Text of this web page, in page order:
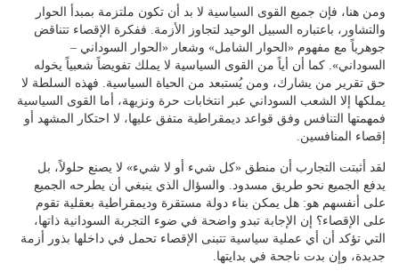
ومن هنا، فإن جميع القوى السياسية لا بد أن تكون ملتزمة بمبدأ الحوار
والتشاور، باعتباره السبيل الوحيد لتجاوز الأزمة. ففكرة الإقصاء تتناقض
جوهرياً مع مفهوم «الحوار الشامل» وشعار «الحوار السوداني –
السوداني». كما أن أياً من القوى السياسية لا يملك تفويضاً شعبياً يخوله
حق تقرير من يشارك، ومن يُستبعد من الحياة السياسية. فهذه السلطة لا
يملكها إلا الشعب السوداني عبر انتخابات حرة ونزيهة، أما القوى السياسية
فمهمتها التنافس وفق قواعد ديمقراطية متفق عليها، لا احتكار المشهد أو
إقصاء المنافسين.
لقد أثبتت التجارب أن منطق «كل شيء أو لا شيء» لا يصنع حلولاً، بل
يدفع الجميع نحو طريق مسدود. والسؤال الذي ينبغي أن يطرحه الجميع
على أنفسهم هو: هل يمكن بناء دولة مستقرة وديمقراطية بعقلية تقوم
على الإقصاء؟ إن الإجابة تبدو واضحة في ضوء التجربة السودانية ذاتها،
التي تؤكد أن أي عملية سياسية تتبنى الإقصاء تحمل في داخلها بذور أزمة
جديدة، وإن بدت ناجحة في بدايتها.